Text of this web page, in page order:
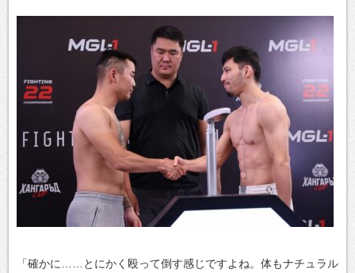
「確かに……とにかく殴って倒す感じですよね。体もナチュラル